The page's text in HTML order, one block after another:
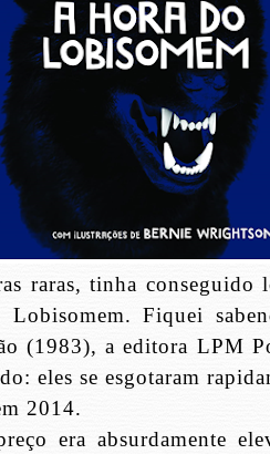
raras, tinha conseguido
Fiquei
(1983), a editora LPM
eles se esgotaram
2014.
era absurdamente